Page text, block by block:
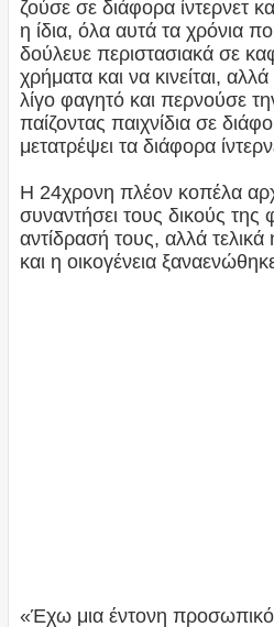
ζούσε σε διάφορα
η ίδια, όλα αυτά τα χρόνια
δούλευε περιστασιακά σε
χρήματα και να κινείται,
λίγο φαγητό και περνούσε
παίζοντας παιχνίδια σε
μετατρέψει τα διάφορα
Η 24χρονη πλέον κοπέλα
συναντήσει τους δικούς της
αντίδρασή τους, αλλά τελικά
και η οικογένεια
«Έχω μια έντονη